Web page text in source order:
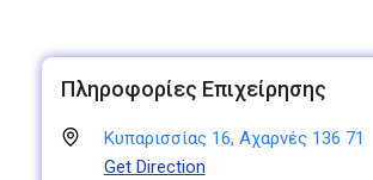
Πληροφορίες Επιχείρησης
Κυπαρισσίας 16, Αχαρνές 136 71
Get Direction